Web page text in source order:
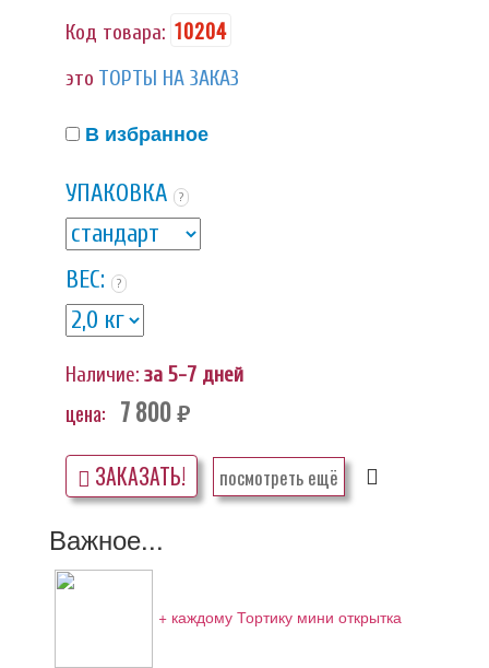
Код товара: 10204
это ТОРТЫ НА ЗАКАЗ
В избранное
УПАКОВКА ?
ВЕС: ?
Наличие: за 5-7 дней
цена: 7 800 руб.
ЗАКАЗАТЬ! посмотреть ещё
Важное...
+ каждому Тортику мини открытка